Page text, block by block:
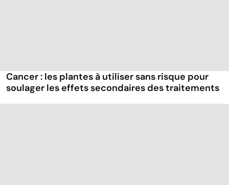
Cancer : les plantes à utiliser sans risque pour
soulager les effets secondaires des traitements